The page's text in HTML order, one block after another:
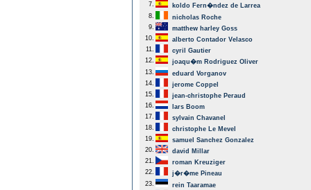
7.
koldo Fern�ndez de Larrea
8.
nicholas Roche
9.
matthew harley Goss
10.
alberto Contador Velasco
11.
cyril Gautier
12.
joaqu�m Rodriguez Oliver
13.
eduard Vorganov
14.
jerome Coppel
15.
jean-christophe Peraud
16.
lars Boom
17.
sylvain Chavanel
18.
christophe Le Mevel
19.
samuel Sanchez Gonzalez
20.
david Millar
21.
roman Kreuziger
22.
j�r�me Pineau
23.
rein Taaramae